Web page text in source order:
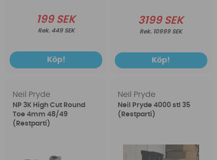
199 SEK
449 SEK
Köp!
3199 SEK
10999 SEK
Köp!
Neil Pryde
NP 3K High Cut Round
Toe 4mm 48/49
(Restparti)
Neil Pryde
Neil Pryde 4000 stl 35
(Restparti)